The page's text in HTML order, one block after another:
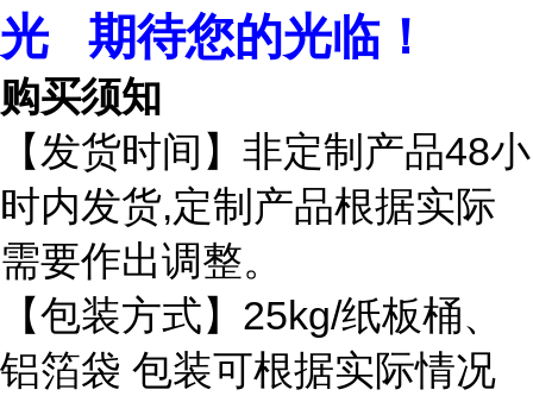
光 期待您的光临！
购买须知
【发货时间】非定制产品48小
时内发货,定制产品根据实际
需要作出调整。
【包装方式】 25kg/纸板桶、
铝箔袋 包装可根据实际情况